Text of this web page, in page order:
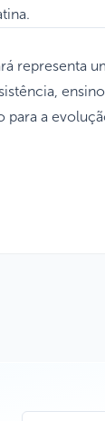
representa
a